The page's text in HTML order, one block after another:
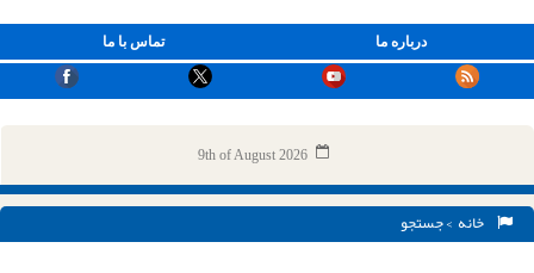
تماس با ما درباره ما
9th of August 2026
خانه > جستجو